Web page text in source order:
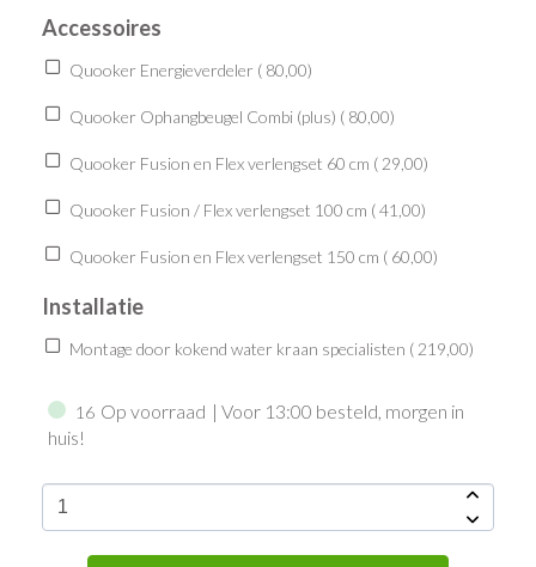
Accessoires
Quooker Energieverdeler ( 80,00)
Quooker Ophangbeugel Combi (plus) ( 80,00)
Quooker Fusion en Flex verlengset 60 cm ( 29,00)
Quooker Fusion / Flex verlengset 100 cm (41,00)
Quooker Fusion en Flex verlengset 150 cm ( 60,00)
Installatie
Montage door kokend water kraan specialisten ( 219,00)
16 Op voorraad | Voor 13:00 besteld, morgen in
huis!